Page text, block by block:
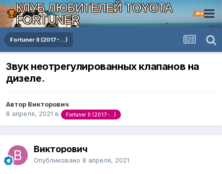
КЛУБ ЛЮБИТЕЛЕЙ TOYOTA
FORTUNER
4X4
Fortuner II (2017-...)
Звук неотрегулированных клапанов на
дизеле.
Автор Викторович
8 апреля, 2021 в Fortuner II (2017-...)
Викторович
Опубликовано 8 апреля, 2021